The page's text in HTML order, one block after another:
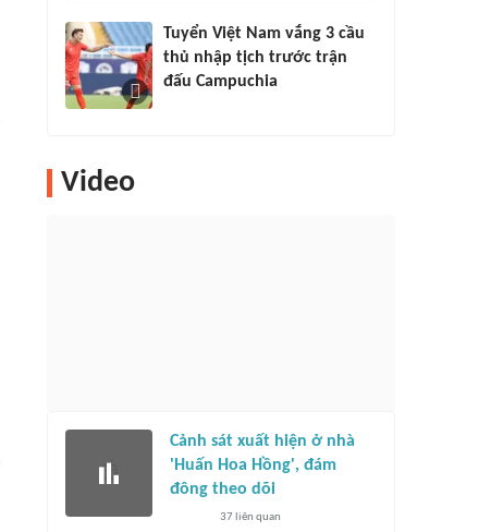
Tuyển Việt Nam vắng 3 cầu
thủ nhập tịch trước trận
đấu Campuchia
Video
Cảnh sát xuất hiện ở nhà
'Huấn Hoa Hồng', đám
đông theo dõi
37liên quan